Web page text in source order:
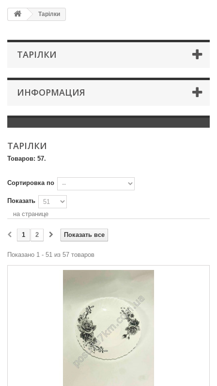
Тарілки
ТАРІЛКИ
ИНФОРМАЦИЯ
ТАРІЛКИ
Товаров: 57.
Сортировка по
Показать
на странице
Показать все
1 2
Показано 1 - 51 из 57 товаров